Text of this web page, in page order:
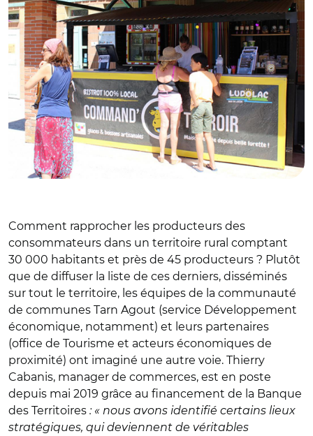
Comment rapprocher les producteurs des
consommateurs dans un territoire rural comptant
30 000 habitants et près de 45 producteurs ? Plutôt
que de diffuser la liste de ces derniers, disséminés
sur tout le territoire, les équipes de la communauté
de communes Tarn Agout (service Développement
économique, notamment) et leurs partenaires
(office de Tourisme et acteurs économiques de
proximité) ont imaginé une autre voie. Thierry
Cabanis, manager de commerces, est en poste
depuis mai 2019 grâce au financement de la Banque
des Territoires : « nous avons identifié certains lieux
stratégiques, qui deviennent de véritables